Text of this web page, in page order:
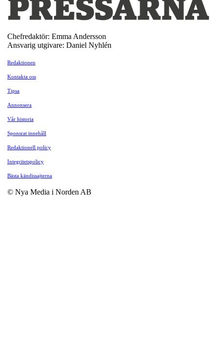
Chefredaktör: Emma Andersson
Ansvarig utgivare: Daniel Nyhlén
Redaktionen
Kontakta oss
Tipsa
Annonsera
Vår historia
Sponsrat innehåll
Redaktionell policy
Integritetspolicy
Bästa kändissajterna
© Nya Media i Norden AB